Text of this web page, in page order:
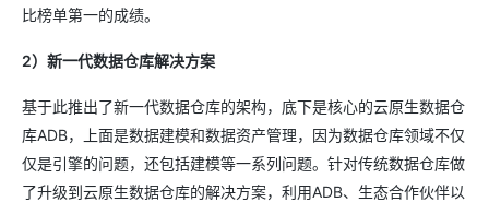
比榜单第一的成绩。
2）新一代数据仓库解决方案
基于此推出了新一代数据仓库的架构，底下是核心的云原生数据仓
库ADB，上面是数据建模和数据资产管理，因为数据仓库领域不仅
仅是引擎的问题，还包括建模等一系列问题。针对传统数据仓库做
了升级到云原生数据仓库的解决方案，利用ADB、生态合作伙伴以